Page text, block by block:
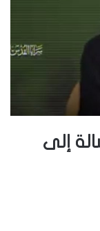
إلى